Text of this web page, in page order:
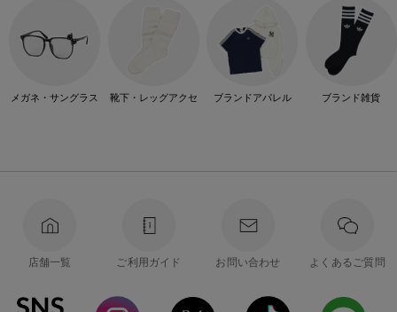
メガネ・サングラス 靴下・レッグアクセ ブランドアパレル ブランド雑貨
店舗一覧 ご利用ガイド お問い合わせ よくあるご質問